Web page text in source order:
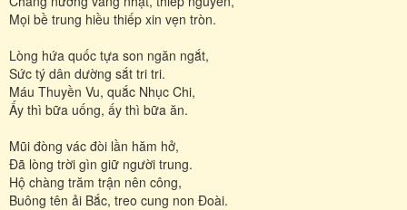
Mọi bề trung hiều thiếp xin vẹn tròn.
Lòng hứa quốc tựa son ngăn ngắt,
Sức tý dân dường sắt tri tri.
Máu Thuyền Vu, quắc Nhục Chi,
Ấy thì bữa uống, ấy thì bữa ăn.
Mũi đòng vác đòi lần hăm hở,
Đã lòng trời gìn giữ người trung.
Hộ chàng trăm trận nên công,
Buông tên ải Bắc, treo cung non Đoài.